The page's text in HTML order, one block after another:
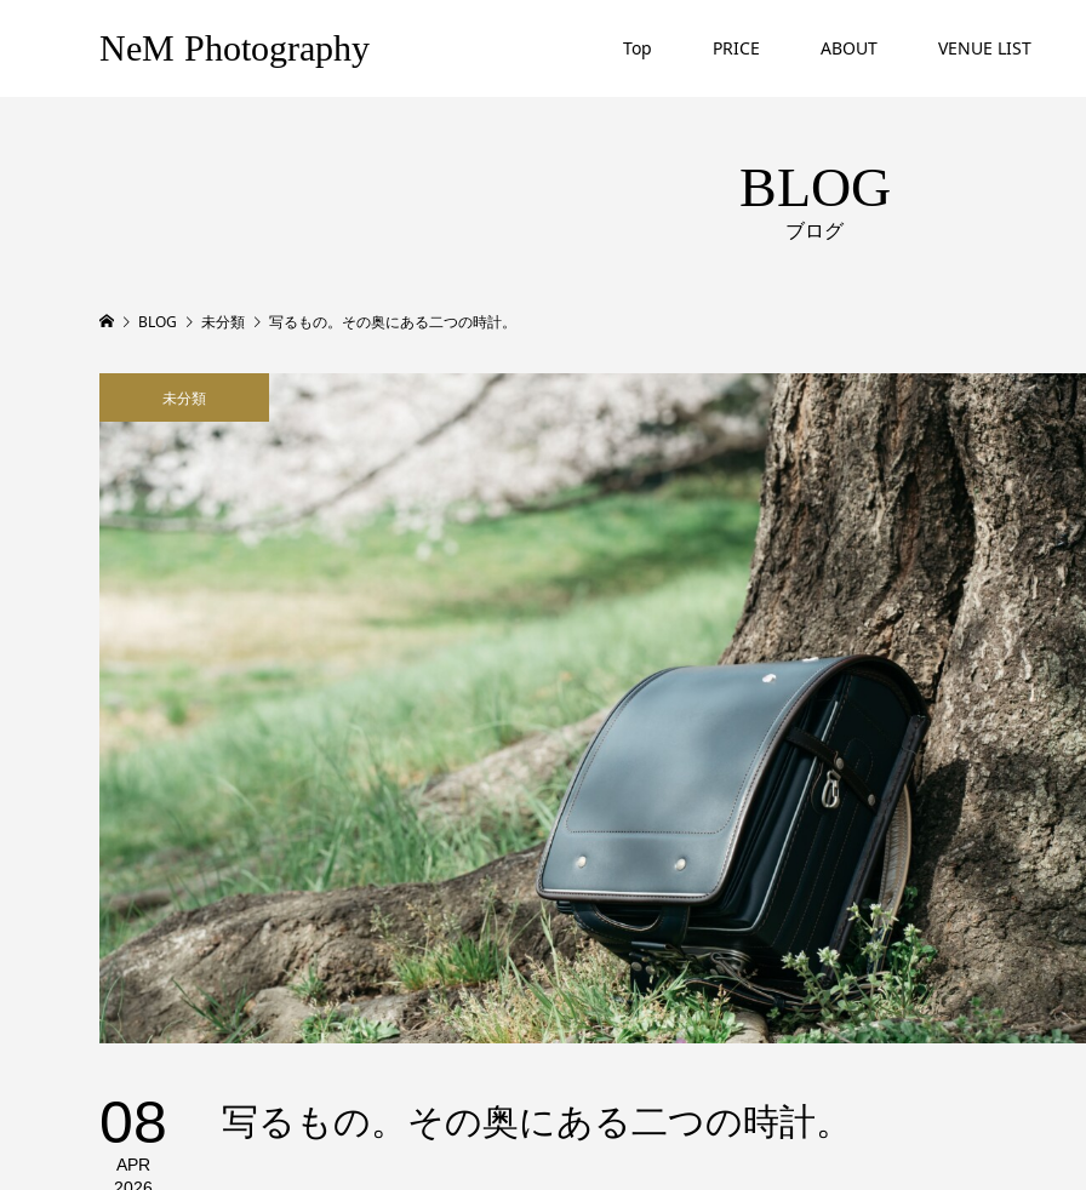
NeM Photography Top PRICE ABOUT VENUE LIST
BLOG
ブログ
BLOG 未分類 写るもの。その奥にある二つの時計。
未分類
08
APR
写るもの。その奥にある二つの時計。